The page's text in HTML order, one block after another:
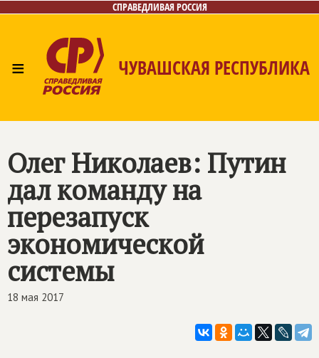
СПРАВЕДЛИВАЯ РОССИЯ
≡ ЧУВАШСКАЯ РЕСПУБЛИКА
Олег Николаев: Путин
дал команду на
перезапуск
экономической
системы
18 мая 2017